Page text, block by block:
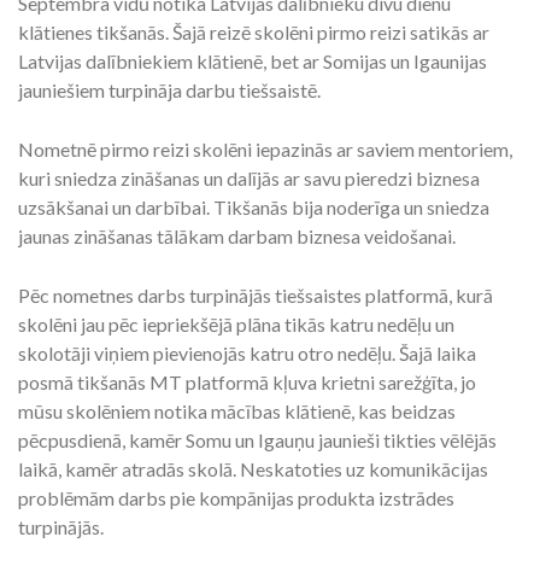
klātienes tikšanās. Šajā reizē skolēni pirmo reizi satikās ar
Latvijas dalībniekiem klātienē, bet ar Somijas un Igaunijas
jauniešiem turpināja darbu tiešsaistē.
Nometnē pirmo reizi skolēni iepazinās ar saviem mentoriem,
kuri sniedza zināšanas un dalījās ar savu pieredzi biznesa
uzsākšanai un darbībai. Tikšanās bija noderīga un sniedza
jaunas zināšanas tālākam darbam biznesa veidošanai.
Pēc nometnes darbs turpinājās tiešsaistes platformā, kurā
skolēni jau pēc iepriekšējā plāna tikās katru nedēļu un
skolotāji viņiem pievienojās katru otro nedēļu. Šajā laika
posmā tikšanās MT platformā kļuva krietni sarežģīta, jo
mūsu skolēniem notika mācības klātienē, kas beidzas
pēcpusdienā, kamēr Somu un Igauņu jaunieši tikties vēlējās
laikā, kamēr atradās skolā. Neskatoties uz komunikācijas
problēmām darbs pie kompānijas produkta izstrādes
turpinājās.